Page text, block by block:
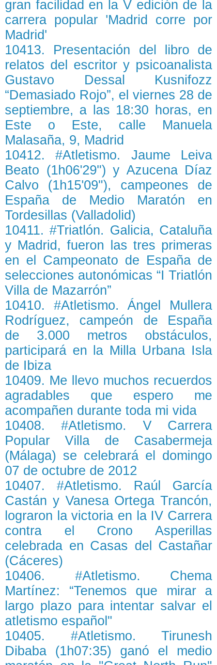
gran facilidad en la V edición de la
carrera popular 'Madrid corre por
Madrid'
10413. Presentación del libro de
relatos del escritor y psicoanalista
Gustavo Dessal Kusnifozz
“Demasiado Rojo”, el viernes 28 de
septiembre, a las 18:30 horas, en
Este o Este, calle Manuela
Malasaña, 9, Madrid
10412. #Atletismo. Jaume Leiva
Beato (1h06'29") y Azucena Díaz
Calvo (1h15'09"), campeones de
España de Medio Maratón en
Tordesillas (Valladolid)
10411. #Triatlón. Galicia, Cataluña
y Madrid, fueron las tres primeras
en el Campeonato de España de
selecciones autonómicas “I Triatlón
Villa de Mazarrón”
10410. #Atletismo. Ángel Mullera
Rodríguez, campeón de España
de 3.000 metros obstáculos,
participará en la Milla Urbana Isla
de Ibiza
10409. Me llevo muchos recuerdos
agradables que espero me
acompañen durante toda mi vida
10408. #Atletismo. V Carrera
Popular Villa de Casabermeja
(Málaga) se celebrará el domingo
07 de octubre de 2012
10407. #Atletismo. Raúl García
Castán y Vanesa Ortega Trancón,
lograron la victoria en la IV Carrera
contra el Crono Asperillas
celebrada en Casas del Castañar
(Cáceres)
10406. #Atletismo. Chema
Martínez: “Tenemos que mirar a
largo plazo para intentar salvar el
atletismo español"
10405. #Atletismo. Tirunesh
Dibaba (1h07:35) ganó el medio